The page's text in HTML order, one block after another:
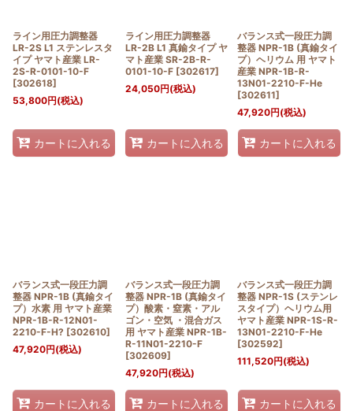
ライン用圧力調整器
LR-2S L1 ステンレスタ
イプ ヤマト産業 LR-
2S-R-0101-10-F
[302618]
53,800円(税込)
カートに入れる
ライン用圧力調整器
LR-2B L1 真鍮タイプ ヤ
マト産業 SR-2B-R-
0101-10-F [302617]
24,050円(税込)
カートに入れる
バランス式一段圧力調
整器 NPR-1B (真鍮タイ
プ）ヘリウム 用 ヤマト
産業 NPR-1B-R-
13N01-2210-F-He
[302611]
47,920円(税込)
カートに入れる
バランス式一段圧力調
整器 NPR-1B (真鍮タイ
プ）水素 用 ヤマト産業
NPR-1B-R-12N01-
2210-F-H? [302610]
47,920円(税込)
カートに入れる
バランス式一段圧力調
整器 NPR-1B (真鍮タイ
プ）酸素・窒素・アル
ゴン・空気 ・混合ガス
用 ヤマト産業 NPR-1B-
R-11N01-2210-F
[302609]
47,920円(税込)
カートに入れる
バランス式一段圧力調
整器 NPR-1S (ステンレ
スタイプ）ヘリウム用
ヤマト産業 NPR-1S-R-
13N01-2210-F-He
[302592]
111,520円(税込)
カートに入れる